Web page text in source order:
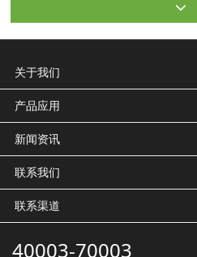
关于我们
产品应用
新闻资讯
联系我们
联系渠道
40003-70003